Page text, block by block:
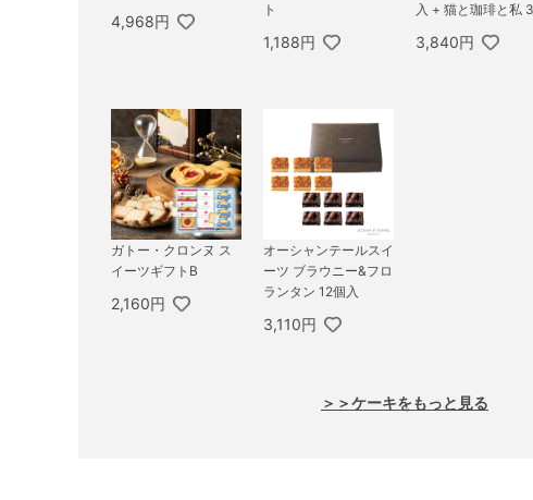
4,968円
ト
1,188円
入 + 猫と珈琲と私
3,840円
ガトー・クロンヌ ス
イーツギフトB
2,160円
オーシャンテールスイ
ーツ ブラウニー&フロ
ランタン 12個入
3,110円
＞＞ケーキをもっと見る